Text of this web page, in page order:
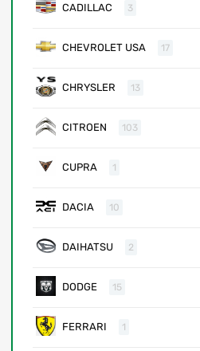
CADILLAC 3
CHEVROLET USA 17
CHRYSLER 13
CITROEN 103
CUPRA 1
DACIA 10
DAIHATSU 2
DODGE 15
FERRARI 1